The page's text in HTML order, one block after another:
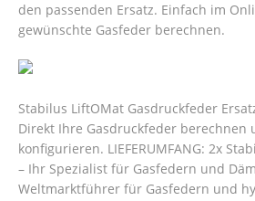
den passenden Ersatz. Einfach im
gewünschte Gasfeder berechnen.
Stabilus LiftOMat Gasdruckfeder
Direkt Ihre Gasdruckfeder berechnen
konfigurieren. LIEFERUMFANG: 2x
– Ihr Spezialist für Gasfedern und
Weltmarktführer für Gasfedern und